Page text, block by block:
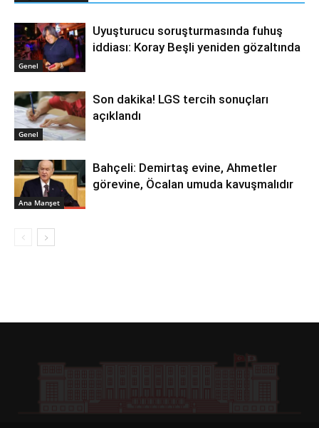
Genel
Uyuşturucu soruşturmasında fuhuş
iddiası: Koray Beşli yeniden gözaltında
Genel
Son dakika! LGS tercih sonuçları
açıklandı
Ana Manşet
Bahçeli: Demirtaş evine, Ahmetler
görevine, Öcalan umuda kavuşmalıdır